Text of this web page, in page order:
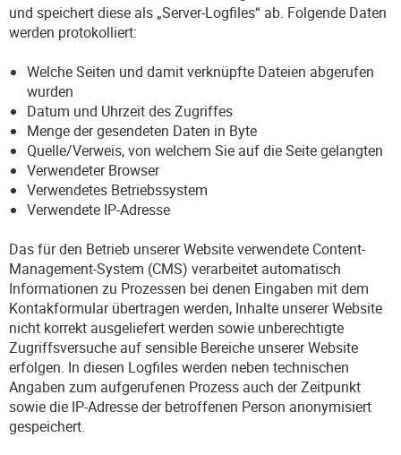
und speichert diese als „Server-Logfiles“ ab. Folgende Daten
werden protokolliert:
Welche Seiten und damit verknüpfte Dateien abgerufen
wurden
Datum und Uhrzeit des Zugriffes
Menge der gesendeten Daten in Byte
Quelle/Verweis, von welchem Sie auf die Seite gelangten
Verwendeter Browser
Verwendetes Betriebssystem
Verwendete IP-Adresse
Das für den Betrieb unserer Website verwendete Content-
Management-System (CMS) verarbeitet automatisch
Informationen zu Prozessen bei denen Eingaben mit dem
Kontakformular übertragen werden, Inhalte unserer Website
nicht korrekt ausgeliefert werden sowie unberechtigte
Zugriffsversuche auf sensible Bereiche unserer Website
erfolgen. In diesen Logfiles werden neben technischen
Angaben zum aufgerufenen Prozess auch der Zeitpunkt
sowie die IP-Adresse der betroffenen Person anonymisiert
gespeichert.